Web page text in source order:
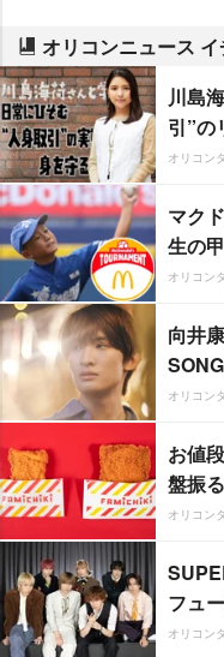
オリコンニュース
川島
引”の
オリコン
マク
生の
オリコン
向井
SONG
オリコン
お値
盤振
オリコン
フュ
オリコン